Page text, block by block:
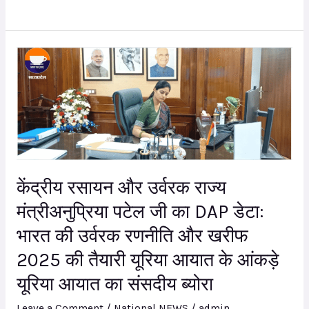
रणनीति
केंद्रीय रसायन और उर्वरक राज्य
मंत्रीअनुप्रिया पटेल जी का DAP डेटा:
भारत की उर्वरक रणनीति और खरीफ
2025 की तैयारी यूरिया आयात के आंकड़े
यूरिया आयात का संसदीय ब्योरा
केंद्रीय
रसायन
और
उर्वरक
राज्य
मंत्रीअनुप्रिया
जी
का
DAP
भारत
की